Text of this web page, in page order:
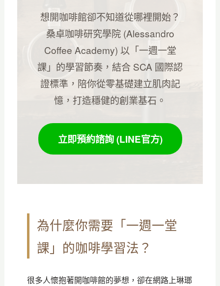
想開咖啡館卻不知道從哪裡開始？
桑卓咖啡研究學院 (Alessandro
Coffee Academy) 以「一週一堂
課」的學習節奏，結合 SCA 國際認
證標準，陪你從零基礎建立肌肉記
憶，打造穩健的創業基石。
立即預約諮詢 (LINE官方)
為什麼你需要「一週一堂
課」的咖啡學習法？
很多人懷抱著開咖啡館的夢想，卻在網路上琳瑯